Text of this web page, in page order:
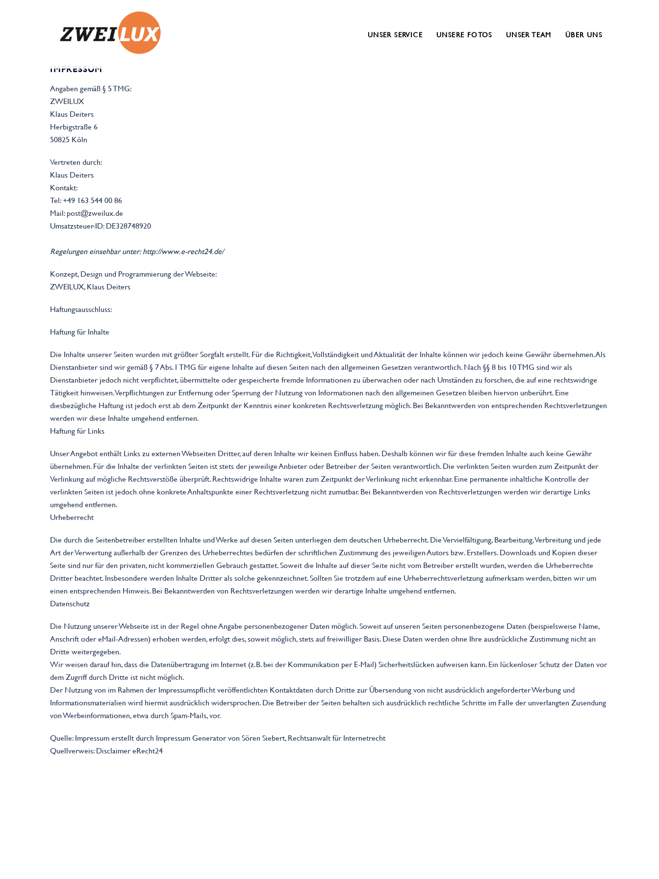
UNSER SERVICE UNSERE FOTOS UNSER TEAM ÜBER UNS
IMPRESSUM
Angaben gemäß § 5 TMG:
ZWEILUX
Klaus Deiters
Herbigstraße 6
50825 Köln
Vertreten durch:
Klaus Deiters
Kontakt:
Tel: +49 163 544 00 86
Mail: post@zweilux.de
Umsatzsteuer-ID: DE328748920
Regelungen einsehbar unter: http://www.e-recht24.de/
Konzept, Design und Programmierung der Webseite:
ZWEILUX, Klaus Deiters
Haftungsausschluss:
Haftung für Inhalte
Die Inhalte unserer Seiten wurden mit größter Sorgfalt erstellt. Für die Richtigkeit, Vollständigkeit und Aktualität der Inhalte können wir jedoch keine Gewähr übernehmen. Als
Dienstanbieter sind wir gemäß § 7 Abs.1 TMG für eigene Inhalte auf diesen Seiten nach den allgemeinen Gesetzen verantwortlich. Nach §§ 8 bis 10 TMG sind wir als
Dienstanbieter jedoch nicht verpflichtet, übermittelte oder gespeicherte fremde Informationen zu überwachen oder nach Umständen zu forschen, die auf eine rechtswidrige
Tätigkeit hinweisen. Verpflichtungen zur Entfernung oder Sperrung der Nutzung von Informationen nach den allgemeinen Gesetzen bleiben hiervon unberührt. Eine
diesbezügliche Haftung ist jedoch erst ab dem Zeitpunkt der Kenntnis einer konkreten Rechtsverletzung möglich. Bei Bekanntwerden von entsprechenden Rechtsverletzungen
werden wir diese Inhalte umgehend entfernen.
Haftung für Links
Unser Angebot enthält Links zu externen Webseiten Dritter, auf deren Inhalte wir keinen Einfluss haben. Deshalb können wir für diese fremden Inhalte auch keine Gewähr
übernehmen. Für die Inhalte der verlinkten Seiten ist stets der jeweilige Anbieter oder Betreiber der Seiten verantwortlich. Die verlinkten Seiten wurden zum Zeitpunkt der
Verlinkung auf mögliche Rechtsverstöße überprüft. Rechtswidrige Inhalte waren zum Zeitpunkt der Verlinkung nicht erkennbar. Eine permanente inhaltliche Kontrolle der
verlinkten Seiten ist jedoch ohne konkrete Anhaltspunkte einer Rechtsverletzung nicht zumutbar. Bei Bekanntwerden von Rechtsverletzungen werden wir derartige Links
umgehend entfernen.
Urheberrecht
Die durch die Seitenbetreiber erstellten Inhalte und Werke auf diesen Seiten unterliegen dem deutschen Urheberrecht. Die Vervielfältigung, Bearbeitung, Verbreitung und jede
Art der Verwertung außerhalb der Grenzen des Urheberrechtes bedürfen der schriftlichen Zustimmung des jeweiligen Autors bzw. Erstellers. Downloads und Kopien dieser
Seite sind nur für den privaten, nicht kommerziellen Gebrauch gestattet. Soweit die Inhalte auf dieser Seite nicht vom Betreiber erstellt wurden, werden die Urheberrechte
Dritter beachtet. Insbesondere werden Inhalte Dritter als solche gekennzeichnet. Sollten Sie trotzdem auf eine Urheberrechtsverletzung aufmerksam werden, bitten wir um
einen entsprechenden Hinweis. Bei Bekanntwerden von Rechtsverletzungen werden wir derartige Inhalte umgehend entfernen.
Datenschutz
Die Nutzung unserer Webseite ist in der Regel ohne Angabe personenbezogener Daten möglich. Soweit auf unseren Seiten personenbezogene Daten (beispielsweise Name,
Anschrift oder eMail-Adressen) erhoben werden, erfolgt dies, soweit möglich, stets auf freiwilliger Basis. Diese Daten werden ohne Ihre ausdrückliche Zustimmung nicht an
Dritte weitergegeben.
Wir weisen darauf hin, dass die Datenübertragung im Internet (z.B. bei der Kommunikation per E-Mail) Sicherheitslücken aufweisen kann. Ein lückenloser Schutz der Daten vor
dem Zugriff durch Dritte ist nicht möglich.
Der Nutzung von im Rahmen der Impressumspflicht veröffentlichten Kontaktdaten durch Dritte zur Übersendung von nicht ausdrücklich angeforderter Werbung und
Informationsmaterialien wird hiermit ausdrücklich widersprochen. Die Betreiber der Seiten behalten sich ausdrücklich rechtliche Schritte im Falle der unverlangten Zusendung
von Werbeinformationen, etwa durch Spam-Mails, vor.
Quelle: Impressum erstellt durch Impressum Generator von Sören Siebert, Rechtsanwalt für Internetrecht
Quellverweis: Disclaimer eRecht24